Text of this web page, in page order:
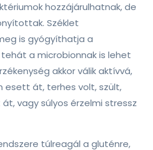
hozzájárulhatnak, de
Széklet
is gyógyíthatja a
a microbionnak is lehet
akkor válik aktívvá,
esett át, terhes volt, szült,
vagy súlyos érzelmi stressz
túlreagál a gluténre,